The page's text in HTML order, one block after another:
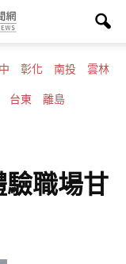
彰化 南投 雲林
台東 離島
職場甘